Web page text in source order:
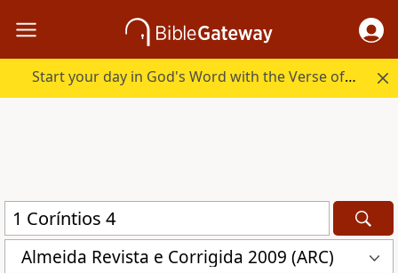
Start your day in God's Word with the Verse of the Day.
Almeida Revista e Corrigida 2009 (ARC)